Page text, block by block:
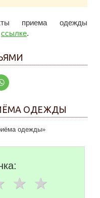
приема одежды
ссылке.
ОДЕЖДЫ
одежды»